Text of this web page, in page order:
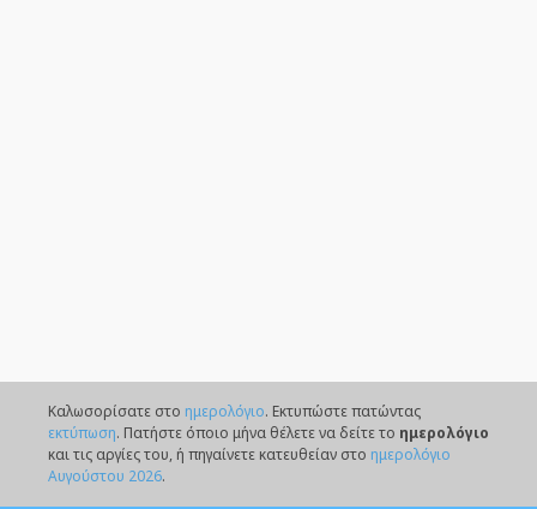
Καλωσορίσατε στο ημερολόγιο. Eκτυπώστε πατώντας
εκτύπωση. Πατήστε όποιο μήνα θέλετε να δείτε το ημερολόγιο
και τις αργίες του, ή πηγαίνετε κατευθείαν στο ημερολόγιο
Αυγούστου 2026.